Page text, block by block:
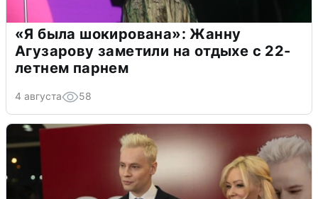
«Я была шокирована»: Жанну
Агузарову заметили на отдыхе с 22-
летнем парнем
4 августа 58